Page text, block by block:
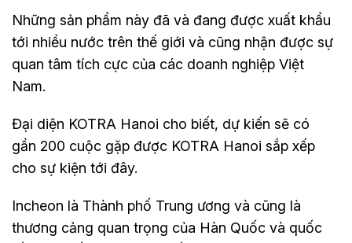
Những sản phẩm này đã và đang được xuất khẩu
tới nhiều nước trên thế giới và cũng nhận được sự
quan tâm tích cực của các doanh nghiệp Việt
Nam.
Đại diện KOTRA Hanoi cho biết, dự kiến sẽ có
gần 200 cuộc gặp được KOTRA Hanoi sắp xếp
cho sự kiện tới đây.
Incheon là Thành phố Trung ương và cũng là
thương cảng quan trọng của Hàn Quốc và quốc